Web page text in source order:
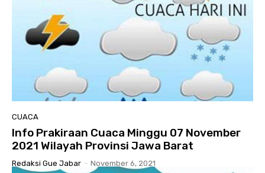
CUACA
Info Prakiraan Cuaca Minggu 07 November
2021 Wilayah Provinsi Jawa Barat
Redaksi Gue Jabar - November 6, 2021